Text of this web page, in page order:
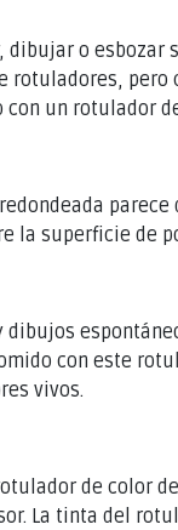
dibujar o esbozar
rotuladores,
con un rotulador
la superficie de
dibujos
con este
vivos.
de color
La tinta del